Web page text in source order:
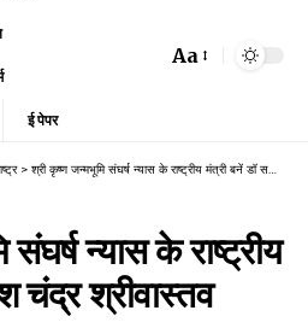
ई पेपर
Font
Aa
> श्री कृष्ण जन्मभूमि संघर्ष न्यास के राष्ट्रीय मंत्री बनें डॉ सतीश चंद्र श्रीवास्तव
न्यास के राष्ट्रीय
चंद्र श्रीवास्तव